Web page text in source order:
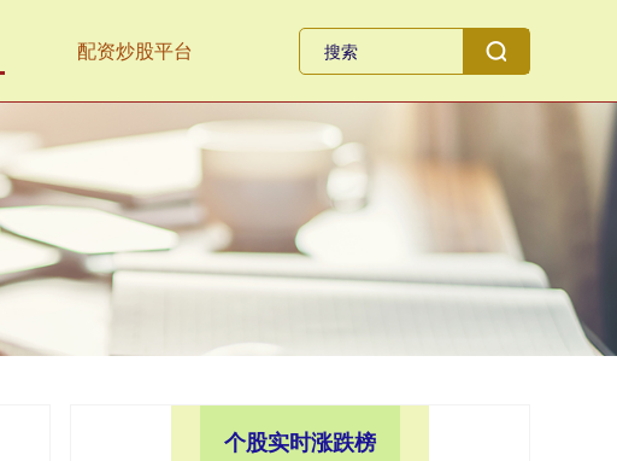
配资炒股平台
个股实时涨跌榜